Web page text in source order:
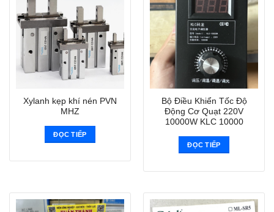
Xylanh kẹp khí nén PVN
MHZ
ĐỌC TIẾP
Bộ Điều Khiển Tốc Độ
Động Cơ Quạt 220V
10000W KLC 10000
ĐỌC TIẾP